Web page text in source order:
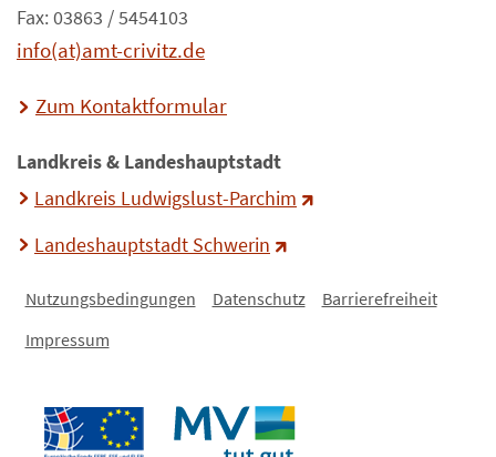
Fax: 03863 / 5454103
info(at)amt-crivitz.de
Zum Kontaktformular
Landkreis & Landeshauptstadt
Landkreis Ludwigslust-Parchim
Landeshauptstadt Schwerin
Nutzungsbedingungen Datenschutz
Barrierefreiheit
Impressum